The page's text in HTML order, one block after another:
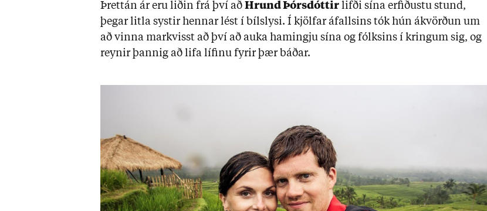
Þrett­án ár eru lið­in frá því aðHrund Þórs­dótt­ir lifði sína erf­ið­ustu stund,
þeg­ar litla syst­ir henn­ar lést í bíl­slysi. Í kjöl­far áfalls­ins tók hún ákvörð­un um
að vinna mark­visst að því að auka ham­ingju sína og fólks­ins í kring­um sig, og
reyn­ir þannig að lifa líf­inu fyr­ir þær báð­ar.